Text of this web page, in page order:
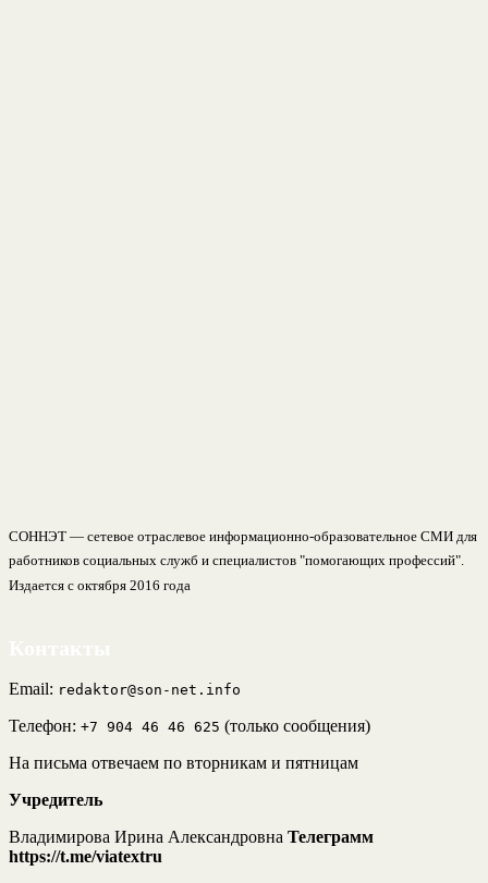
СОННЭТ — сетевое отраслевое информационно-образовательное СМИ для
работников социальных служб и специалистов "помогающих профессий".
Издается с октября 2016 года
Email: redaktor@son-net.info
Телефон: +7 904 46 46 625 (только сообщения)
На письма отвечаем по вторникам и пятницам
Учредитель
Владимирова Ирина Александровна Телеграмм
https://t.me/viatextru